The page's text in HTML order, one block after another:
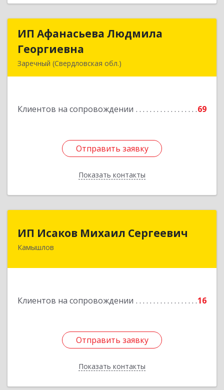
ИП Афанасьева Людмила
Георгиевна
Заречный (Свердловская обл.)
Клиентов на сопровождении 69
Отправить заявку
Показать контакты
ИП Афанасьева Людмила
Подробнее
Отправить заявку
Назад
ИП Исаков Михаил Сергеевич
Камышлов
Клиентов на сопровождении 16
Отправить заявку
Показать контакты
624860, Свердловская обл, Камышлов г, Ленина
Отправить заявку
Назад